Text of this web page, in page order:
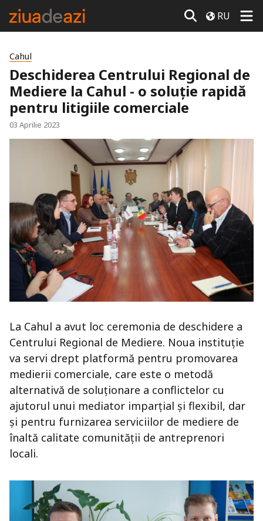
RU
Cahul
Deschiderea Centrului Regional de
Mediere la Cahul - o soluție rapidă
pentru litigiile comerciale
03 Aprilie 2023
La Cahul a avut loc ceremonia de deschidere a
Centrului Regional de Mediere. Noua instituție
va servi drept platformă pentru promovarea
medierii comerciale, care este o metodă
alternativă de soluționare a conflictelor cu
ajutorul unui mediator imparțial și flexibil, dar
și pentru furnizarea serviciilor de mediere de
înaltă calitate comunității de antreprenori
locali.